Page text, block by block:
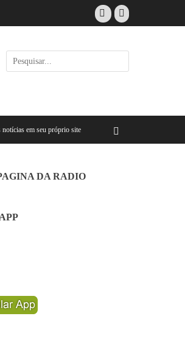
Facebook
E-
mail
Pesquisar
por:
notícias em seu próprio site
DA RADIO